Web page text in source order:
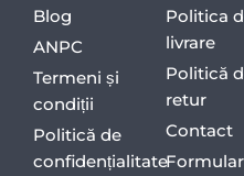
Blog
ANPC
Termeni și
condiții
Politică de
confidențialitate
Politica
livrare
Politică
retur
Contact